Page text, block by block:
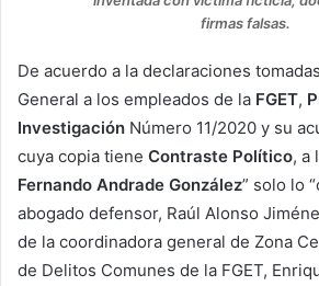
firmas falsas.
De acuerdo a la declaraciones
General a los empleados de la FGET,
Investigación Número 11/2020 y su
cuya copia tiene Contraste Político, a
Fernando Andrade González” solo lo
abogado defensor, Raúl Alonso
de la coordinadora general de Zona
de Delitos Comunes de la FGET,